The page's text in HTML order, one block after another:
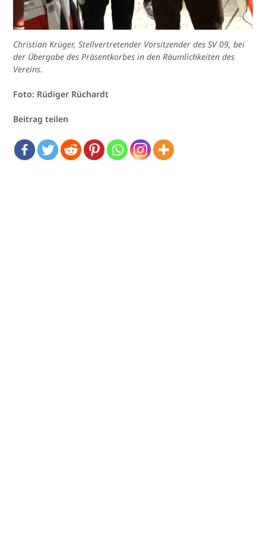
Christian Krüger, Stellvertretender Vorsitzender des SV 09, bei
der Übergabe des Präsentkorbes in den Räumlichkeiten des
Vereins.
Foto: Rüdiger Rüchardt
Beitrag teilen